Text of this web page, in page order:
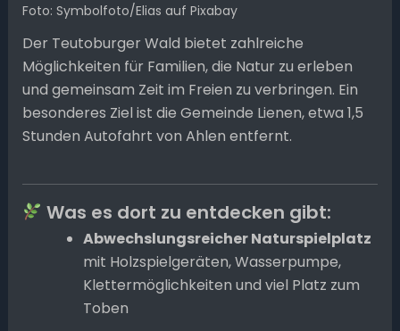
Foto: Symbolfoto/Elias auf Pixabay
Der Teutoburger Wald bietet zahlreiche
Möglichkeiten für Familien, die Natur zu erleben
und gemeinsam Zeit im Freien zu verbringen. Ein
besonderes Ziel ist die Gemeinde Lienen, etwa 1,5
Stunden Autofahrt von Ahlen entfernt.
Was es dort zu entdecken gibt:
Abwechslungsreicher Naturspielplatz
mit Holzspielgeräten, Wasserpumpe,
Klettermöglichkeiten und viel Platz zum
Toben